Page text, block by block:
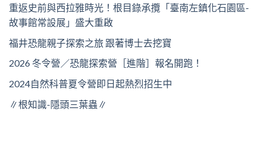
重返史前與西拉雅時光！根目錄承攬「臺南左鎮化石園區-
故事館常設展」盛大重啟
福井恐龍親子探索之旅 跟著博士去挖寶
2026 冬令營／恐龍探索營［進階］報名開跑！
2024自然科普夏令營即日起熱烈招生中
∥根知識-隱頭三葉蟲∥